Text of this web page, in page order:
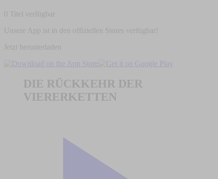
0 Titel verfügbar
Unsere App ist in den offiziellen Stores verfügbar!
Jetzt herunterladen
DIE RÜCKKEHR DER
VIERERKETTEN